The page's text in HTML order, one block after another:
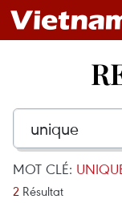
MOT CLÉ:
2 Résultat